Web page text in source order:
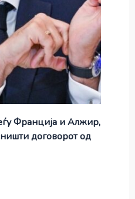
Франција и Алжир,
договорот од